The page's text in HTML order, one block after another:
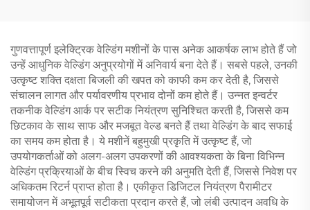
गुणवत्तापूर्ण इलेक्ट्रिक वेल्डिंग मशीनों के पास अनेक आकर्षक लाभ होते हैं जो
उन्हें आधुनिक वेल्डिंग अनुप्रयोगों में अनिवार्य बना देते हैं। सबसे पहले, उनकी
उत्कृष्ट शक्ति दक्षता बिजली की खपत को काफी कम कर देती है, जिससे
संचालन लागत और पर्यावरणीय प्रभाव दोनों कम होते हैं। उन्नत इन्वर्टर
तकनीक वेल्डिंग आर्क पर सटीक नियंत्रण सुनिश्चित करती है, जिससे कम
छिटकाव के साथ साफ और मजबूत वेल्ड बनते हैं तथा वेल्डिंग के बाद सफाई
का समय कम होता है। ये मशीनें बहुमुखी प्रकृति में उत्कृष्ट हैं, जो
उपयोगकर्ताओं को अलग-अलग उपकरणों की आवश्यकता के बिना विभिन्न
वेल्डिंग प्रक्रियाओं के बीच स्विच करने की अनुमति देती हैं, जिससे निवेश पर
अधिकतम रिटर्न प्राप्त होता है। एकीकृत डिजिटल नियंत्रण पैरामीटर
समायोजन में अभूतपूर्व सटीकता प्रदान करते हैं, जो लंबी उत्पादन अवधि के